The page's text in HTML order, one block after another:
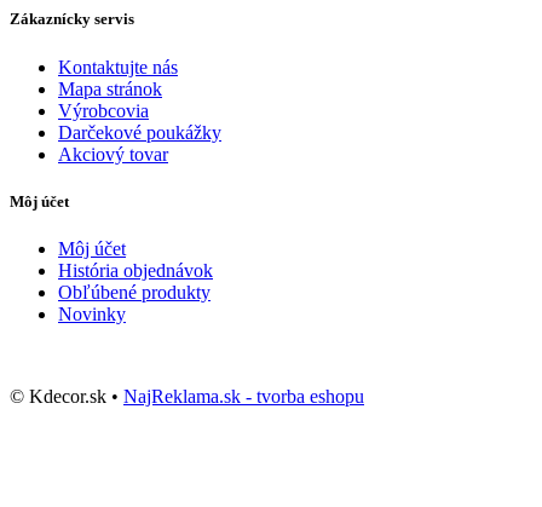
Zákaznícky servis
Kontaktujte nás
Mapa stránok
Výrobcovia
Darčekové poukážky
Akciový tovar
Môj účet
Môj účet
História objednávok
Obľúbené produkty
Novinky
© Kdecor.sk • NajReklama.sk - tvorba eshopu